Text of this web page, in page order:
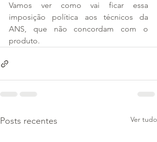
Vamos ver como vai ficar essa
imposição política aos técnicos da
ANS, que não concordam com o
produto.
Posts recentes Ver tudo